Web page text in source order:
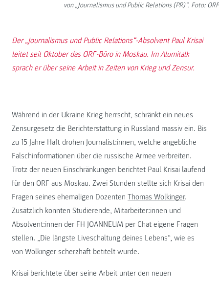
von „Journalismus und Public Relations (PR)“. Foto: ORF
Der „Journalismus und Public Relations“-Absolvent Paul Krisai
leitet seit Oktober das ORF-Büro in Moskau. Im Alumitalk
sprach er über seine Arbeit in Zeiten von Krieg und Zensur.
Während in der Ukraine Krieg herrscht, schränkt ein neues
Zensurgesetz die Berichterstattung in Russland massiv ein. Bis
zu 15 Jahre Haft drohen Journalist:innen, welche angebliche
Falschinformationen über die russische Armee verbreiten.
Trotz der neuen Einschränkungen berichtet Paul Krisai laufend
für den ORF aus Moskau. Zwei Stunden stellte sich Krisai den
Fragen seines ehemaligen Dozenten Thomas Wolkinger.
Zusätzlich konnten Studierende, Mitarbeiter:innen und
Absolvent:innen der FH JOANNEUM per Chat eigene Fragen
stellen. „Die längste Liveschaltung deines Lebens“, wie es
von Wolkinger scherzhaft betitelt wurde.
Krisai berichtete über seine Arbeit unter den neuen